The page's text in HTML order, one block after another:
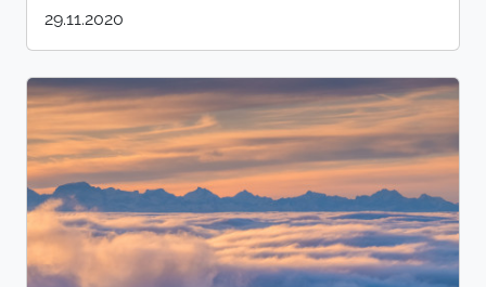
29.11.2020